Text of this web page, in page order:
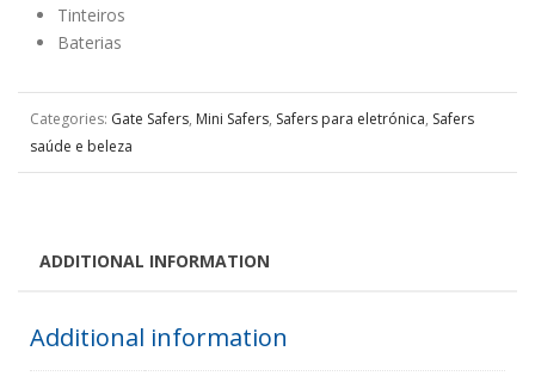
Tinteiros
Baterias
Categories: Gate Safers, Mini Safers, Safers para eletrónica, Safers
saúde e beleza
ADDITIONAL INFORMATION
Additional information